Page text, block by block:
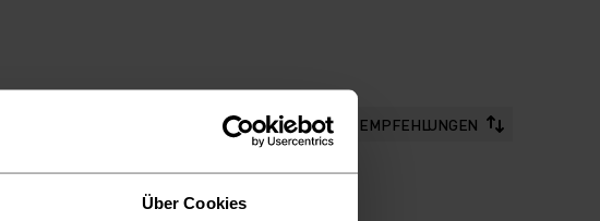
Über Cookies
EMPFEHLUNGEN